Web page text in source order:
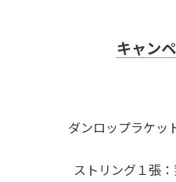
キャン
ダンロップラケッ
ストリング１張：